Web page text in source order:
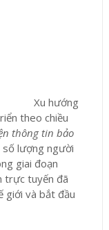
Xu hướng
theo chiều
thông tin bảo
số lượng người
giai đoạn
trực tuyến đã
giới và bắt đầu